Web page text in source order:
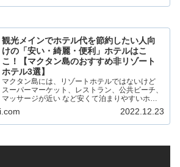
たしが海外旅行に持...
観光メインでホテル代を節約したい人向
けの「安い・綺麗・便利」ホテルはこ
こ！【マクタン島のおすすめ非リゾート
ホテル3選】
マクタン島には、リゾートホテルではないけど
スーパーマーケット、レストラン、公共ビーチ、
マッサージが近い など安くて泊まりやすいホテ
ルがたくさんあります！ 私が実際に利用して良
かったと思う非リゾートホテルを3つ紹介しま
す。 比較的治安も落ち...
2022.12.23